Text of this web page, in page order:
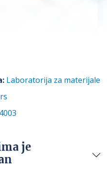
Laboratorija za materijale
je